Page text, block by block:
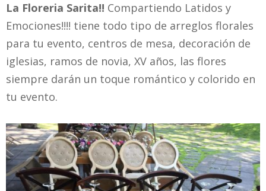
La Floreria Sarita!! Compartiendo Latidos y
Emociones!!!! tiene todo tipo de arreglos florales
para tu evento, centros de mesa, decoración de
iglesias, ramos de novia, XV años, las flores
siempre darán un toque romántico y colorido en
tu evento.